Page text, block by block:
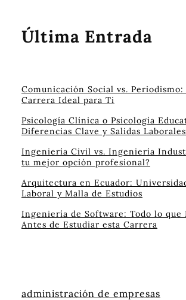
Última Entrada
Comunicación Social vs.
Carrera Ideal para Ti
Psicología Clínica o Psicología
Diferencias Clave y Salidas Laborales
Ingeniería Civil vs. Ingeniería
tu mejor opción profesional?
Arquitectura en Ecuador:
Laboral y Malla de Estudios
Ingeniería de Software: Todo lo que
Antes de Estudiar esta Carrera
administración de empresas